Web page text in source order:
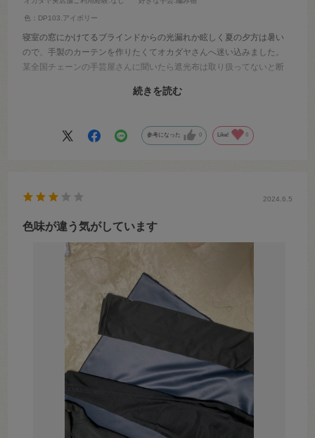
色：DP103.アイボリー
寝室の窓にかけてるブラインドからの光漏れか眩しく夏の夕方は暑い
ので、手製のカーテンを作りたくてオカダヤさんへ迷い込みました。
某全国チェーンの手芸屋さんに聞いたら遮光布は取り扱ってないと断
で、この布自体は遮光の繊維が入っているからか、想像以上に分厚く
しましたが、今の所ほつれてきてはいないです。
しっかり光をブロックアウトしてくれるので、最近は早起きが苦しく
続きを読む
参考になった 0 Like! 0
2024.6.5
色味が違う気がしています